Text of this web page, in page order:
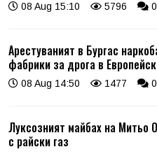
08 Aug 15:10 5796 0
Арестуваният в Бургас
фабрики за дрога в
08 Aug 14:50 1477 0
Луксозният майбах на Митьо
с райски газ